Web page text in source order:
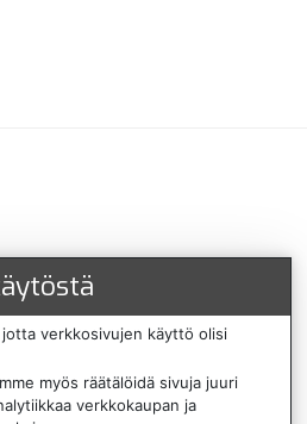
verkkosivujen käyttö olisi
myös räätälöidä sivuja juuri
verkkokaupan ja